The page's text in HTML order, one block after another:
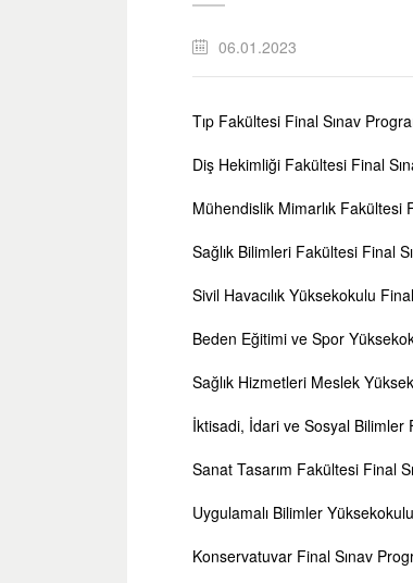
06.01.2023
Tıp Fakültesi Final Sınav
Diş Hekimliği Fakültesi Final
Mühendislik Mimarlık Fakültesi
Sağlık Bilimleri Fakültesi Final
Sivil Havacılık Yüksekokulu
Beden Eğitimi ve Spor
Sağlık Hizmetleri Meslek
İktisadi, İdari ve Sosyal Bilimler
Sanat Tasarım Fakültesi Final
Uygulamalı Bilimler
Konservatuvar Final Sınav